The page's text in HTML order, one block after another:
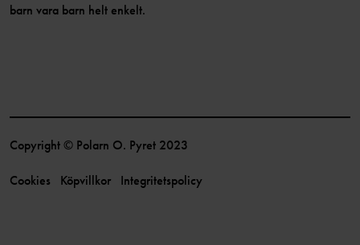
barn vara barn helt enkelt.
Copyright © Polarn O. Pyret 2023
Cookies Köpvillkor Integritetspolicy